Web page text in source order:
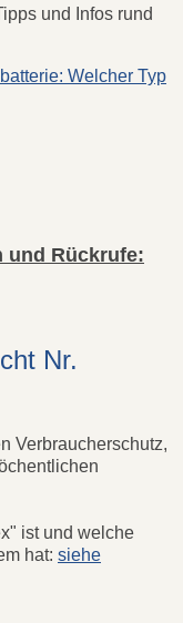
und Infos rund
Welcher Typ
und Rückrufe:
Nr.
Verbraucherschutz,
ist und welche
hat: siehe